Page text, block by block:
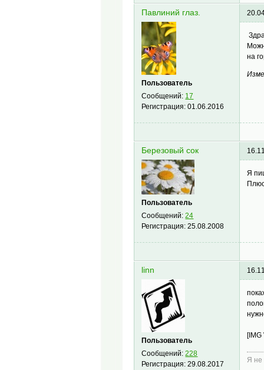
Павлиний глаз.
Пользователь
Сообщений: 17
Регистрация:01.06.2016
на
Березовый сок
Пользователь
Сообщений:24
Регистрация:25.08.2008
Я
linn
Пользователь
Сообщений:228
Регистрация:29.08.2017
[IMG
Я не